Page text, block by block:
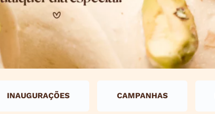
INAUGURAÇÕES CAMPANHAS